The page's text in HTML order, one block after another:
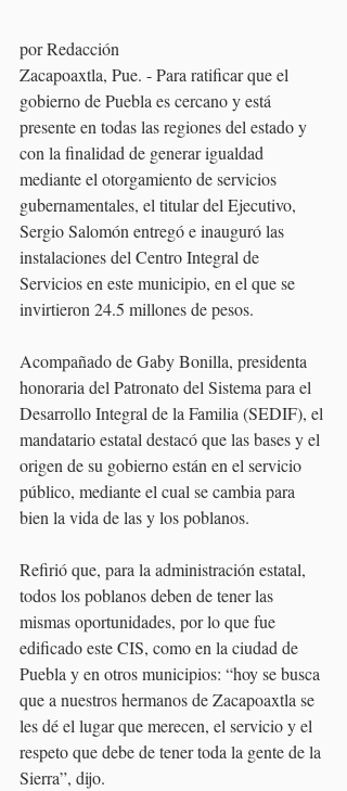
por Redacción
Zacapoaxtla, Pue. - Para ratificar que el
gobierno de Puebla es cercano y está
presente en todas las regiones del estado y
con la finalidad de generar igualdad
mediante el otorgamiento de servicios
gubernamentales, el titular del Ejecutivo,
Sergio Salomón entregó e inauguró las
instalaciones del Centro Integral de
Servicios en este municipio, en el que se
invirtieron 24.5 millones de pesos.
Acompañado de Gaby Bonilla, presidenta
honoraria del Patronato del Sistema para el
Desarrollo Integral de la Familia (SEDIF), el
mandatario estatal destacó que las bases y el
origen de su gobierno están en el servicio
público, mediante el cual se cambia para
bien la vida de las y los poblanos.
Refirió que, para la administración estatal,
todos los poblanos deben de tener las
mismas oportunidades, por lo que fue
edificado este CIS, como en la ciudad de
Puebla y en otros municipios: “hoy se busca
que a nuestros hermanos de Zacapoaxtla se
les dé el lugar que merecen, el servicio y el
respeto que debe de tener toda la gente de la
Sierra”, dijo.